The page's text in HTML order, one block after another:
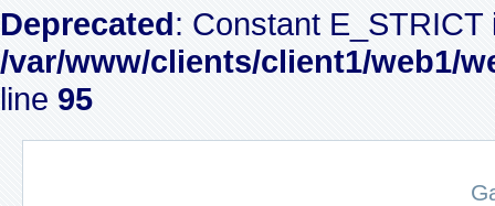
Deprecated: Constant
/var/www/clients/client1/web1/
line 95